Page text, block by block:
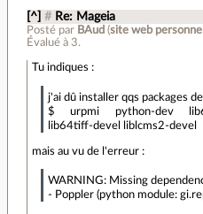
[^] # Re: Mageia
Posté par BAud (site web personnel
Évalué à 3.
Tu indiques :
j'ai dû installer qqs packages
$ urpmi python-dev
lib64tiff-devel liblcms2-devel
mais au vu de l'erreur :
WARNING: Missing
- Poppler (python module: